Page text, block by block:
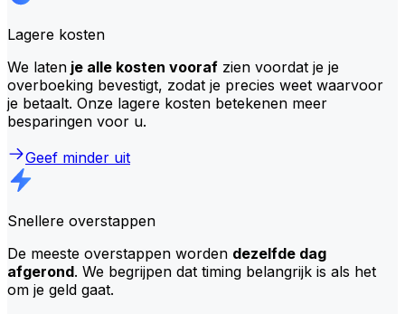
Lagere kosten
We laten je alle kosten vooraf zien voordat je je
overboeking bevestigt, zodat je precies weet waarvoor
je betaalt. Onze lagere kosten betekenen meer
besparingen voor u.
Geef minder uit
Snellere overstappen
De meeste overstappen worden dezelfde dag
afgerond. We begrijpen dat timing belangrijk is als het
om je geld gaat.